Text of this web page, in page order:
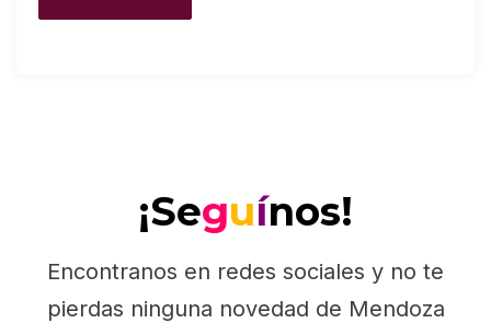
¡Seguínos!
Encontranos en redes sociales y no te
pierdas ninguna novedad de Mendoza